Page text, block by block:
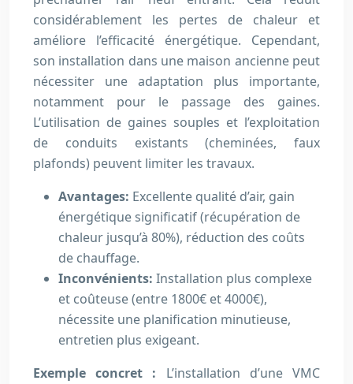
considérablement les pertes de chaleur et
améliore l’efficacité énergétique. Cependant,
son installation dans une maison ancienne peut
nécessiter une adaptation plus importante,
notamment pour le passage des gaines.
L’utilisation de gaines souples et l’exploitation
de conduits existants (cheminées, faux
plafonds) peuvent limiter les travaux.
Avantages: Excellente qualité d’air, gain
énergétique significatif (récupération de
chaleur jusqu’à 80%), réduction des coûts
de chauffage.
Inconvénients: Installation plus complexe
et coûteuse (entre 1800€ et 4000€),
nécessite une planification minutieuse,
entretien plus exigeant.
Exemple concret : L’installation d’une VMC